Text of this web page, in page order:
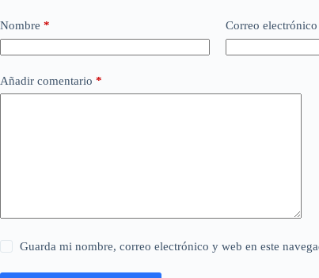
Nombre * Correo electrónico
Añadir comentario *
Guarda mi nombre, correo electrónico y web en este